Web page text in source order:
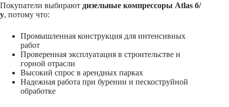
Покупатели выбирают дизельные компрессоры Atlas б/
у, потому что:
Промышленная конструкция для интенсивных
работ
Проверенная эксплуатация в строительстве и
горной отрасли
Высокий спрос в арендных парках
Надежная работа при бурении и пескоструйной
обработке